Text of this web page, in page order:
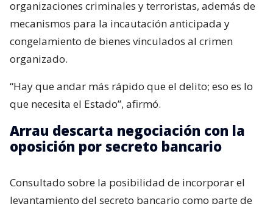
organizaciones criminales y terroristas, además de
mecanismos para la incautación anticipada y
congelamiento de bienes vinculados al crimen
organizado.
“Hay que andar más rápido que el delito; eso es lo
que necesita el Estado”, afirmó.
Arrau descarta negociación con la
oposición por secreto bancario
Consultado sobre la posibilidad de incorporar el
levantamiento del secreto bancario como parte de